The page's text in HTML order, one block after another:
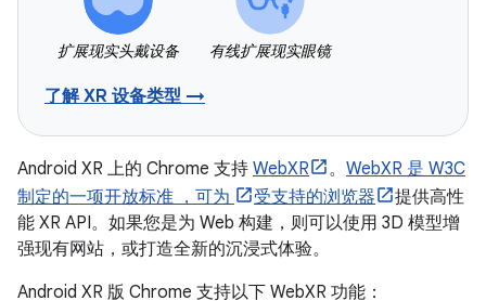
扩展现实头戴设备 有线扩展现实眼镜
了解 XR 设备类型 →
Android XR 上的 Chrome 支持 WebXR 。 WebXR 是 W3C
制定的一项开放标准 ，可为
受支持的浏览器
提供高性
能 XR API。如果您是为 Web 构建，则可以使用 3D 模型增
强现有网站，或打造全新的沉浸式体验。
Android XR 版 Chrome 支持以下 WebXR 功能：